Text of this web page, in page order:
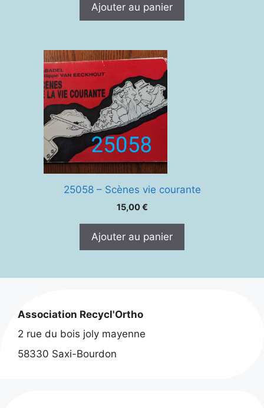
Ajouter au panier
25058 – Scènes vie courante
15,00€
Ajouter au panier
Association Recycl'Ortho
2 rue du bois joly mayenne
58330 Saxi-Bourdon